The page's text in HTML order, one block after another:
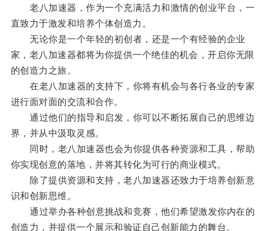
老八加速器，作为一个充满活力和激情的创业平台，一
直致力于激发和培养个体创造力。
无论你是一个年轻的初创者，还是一个有经验的企业
家，老八加速器都将为你提供一个绝佳的机会，开启你无限
的创造力之旅。
在老八加速器的支持下，你将有机会与各行各业的专家
进行面对面的交流和合作。
通过他们的指导和启发，你可以不断拓展自己的思维边
界，并从中汲取灵感。
同时，老八加速器也会为你提供各种资源和工具，帮助
你实现创意的落地，并将其转化为可行的商业模式。
除了提供资源和支持，老八加速器还致力于培养创新意
识和创新思维。
通过举办各种创意挑战和竞赛，他们希望激发你内在的
创造力，并提供一个展示和验证自己创新能力的舞台。